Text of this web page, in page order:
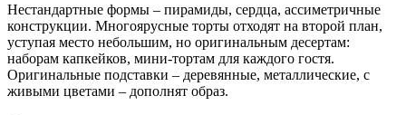
Нестандартные формы – пирамиды, сердца, ассиметричные
конструкции. Многоярусные торты отходят на второй план,
уступая место небольшим, но оригинальным десертам:
наборам капкейков, мини-тортам для каждого гостя.
Оригинальные подставки – деревянные, металлические, с
живыми цветами – дополнят образ.